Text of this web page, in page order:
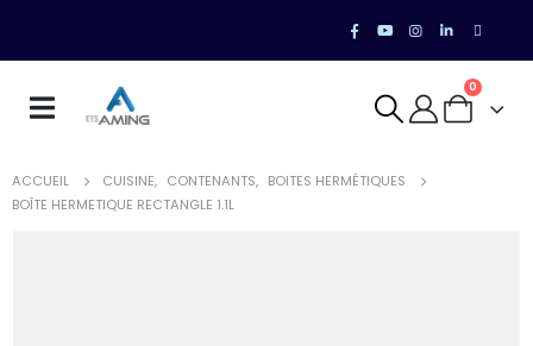
0
ACCUEIL CUISINE, CONTENANTS, BOITES HERMÉTIQUES
BOÎTE HERMETIQUE RECTANGLE 1.1L